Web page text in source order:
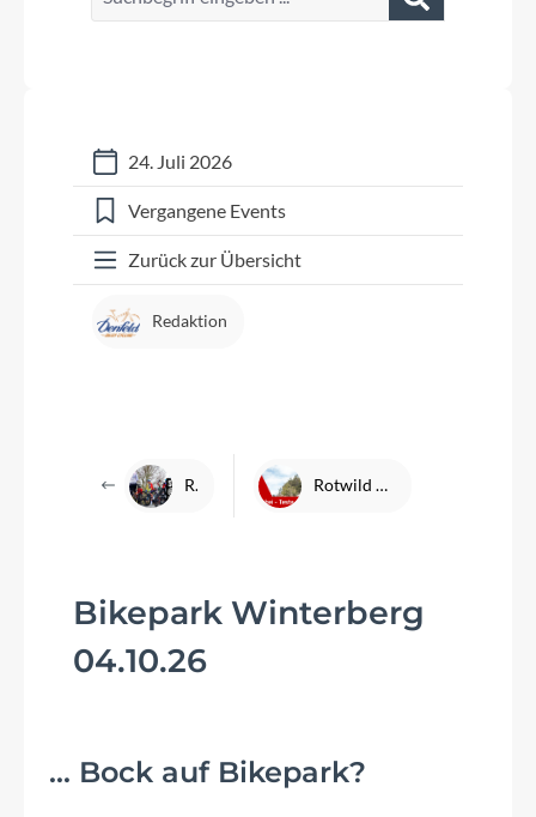
24. Juli 2026
Vergangene Events
Zurück zur Übersicht
Redaktion
Rennradtreff Rotwild R.X275 Testwochen bei DENFELD
Bikepark Winterberg
04.10.26
... Bock auf Bikepark?